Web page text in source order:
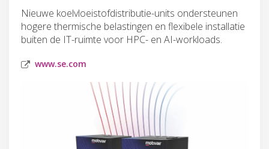
Nieuwe koelvloeistofdistributie-units ondersteunen
hogere thermische belastingen en flexibele installatie
buiten de IT-ruimte voor HPC- en AI-workloads.
www.se.com